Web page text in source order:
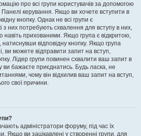
про всі групи користувачів за допомогою
керування. Якщо ви хочете вступити в
кнопку. Однак не всі групи є
з них потребують схвалення для вступу в них,
навіть прихованими. Якщо група є відкритою,
відповідну кнопку. Якщо група
ви можете відправити запит на вступ,
Лідер групи повинен схвалити ваш запит в
ви бажаєте приєднатись. Будь ласка, не
чому він відхилив ваш запит на вступ,
свої причини.
адміністратори форуму, під час їх
Якщо ви зацікавлені у створенні групи, для